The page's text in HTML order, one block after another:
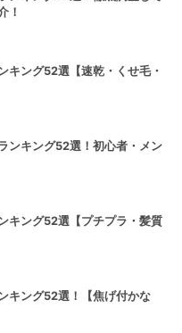
！
キング52選【速乾・くせ毛・
ンキング52選！初心者・メン
キング52選【プチプラ・髪質
キング52選！【焦げ付かな